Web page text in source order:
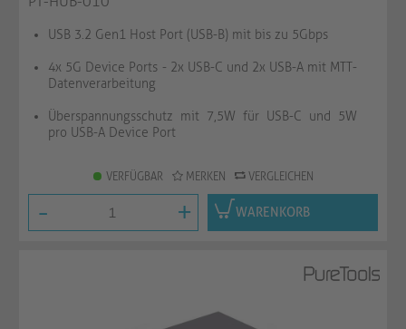
USB 3.2 Gen1 Host Port (USB-B) mit bis zu 5Gbps
4x 5G Device Ports - 2x USB-C und 2x USB-A mit MTT-
Datenverarbeitung
Überspannungsschutz mit 7,5W für USB-C und 5W
pro USB-A Device Port
VERFÜGBAR MERKEN VERGLEICHEN
- + WARENKORB